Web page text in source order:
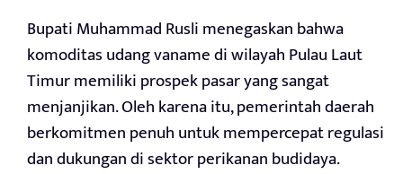
Bupati Muhammad Rusli menegaskan bahwa
komoditas udang vaname di wilayah Pulau Laut
Timur memiliki prospek pasar yang sangat
menjanjikan. Oleh karena itu, pemerintah daerah
berkomitmen penuh untuk mempercepat regulasi
dan dukungan di sektor perikanan budidaya.